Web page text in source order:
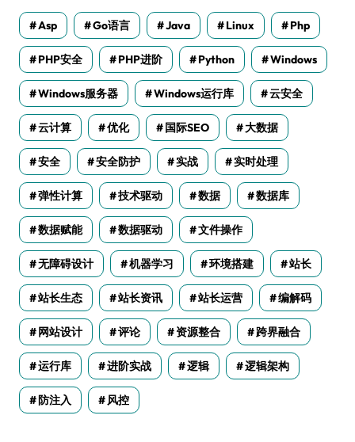
Asp Go语言 Java Linux Php
PHP安全 PHP进阶 Python Windows
Windows服务器 Windows运行库 云安全
云计算 优化 国际SEO 大数据
安全 安全防护 实战 实时处理
弹性计算 技术驱动 数据 数据库
数据赋能 数据驱动 文件操作
无障碍设计 机器学习 环境搭建 站长
站长生态 站长资讯 站长运营 编解码
网站设计 评论 资源整合 跨界融合
运行库 进阶实战 逻辑 逻辑架构
防注入 风控